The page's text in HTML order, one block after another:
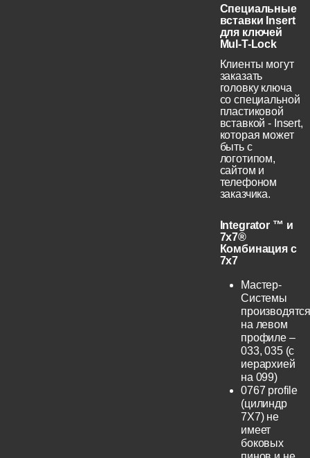
Специальные
вставки Insert
для ключей
Mul-T-Lock
Клиенты могут
заказать
головку ключа
со специальной
пластиковой
вставкой - Insert,
которая может
быть с
логотипом,
сайтом и
телефоном
заказчика.
Integrator ™ и
7x7®
Комбинация с
7x7
Мастер-
Системы
на левом
профиле –
033, 035 (с
иерархией
на 099)
0767 profile
(цилиндр
7Х7) не
имеет
боковых